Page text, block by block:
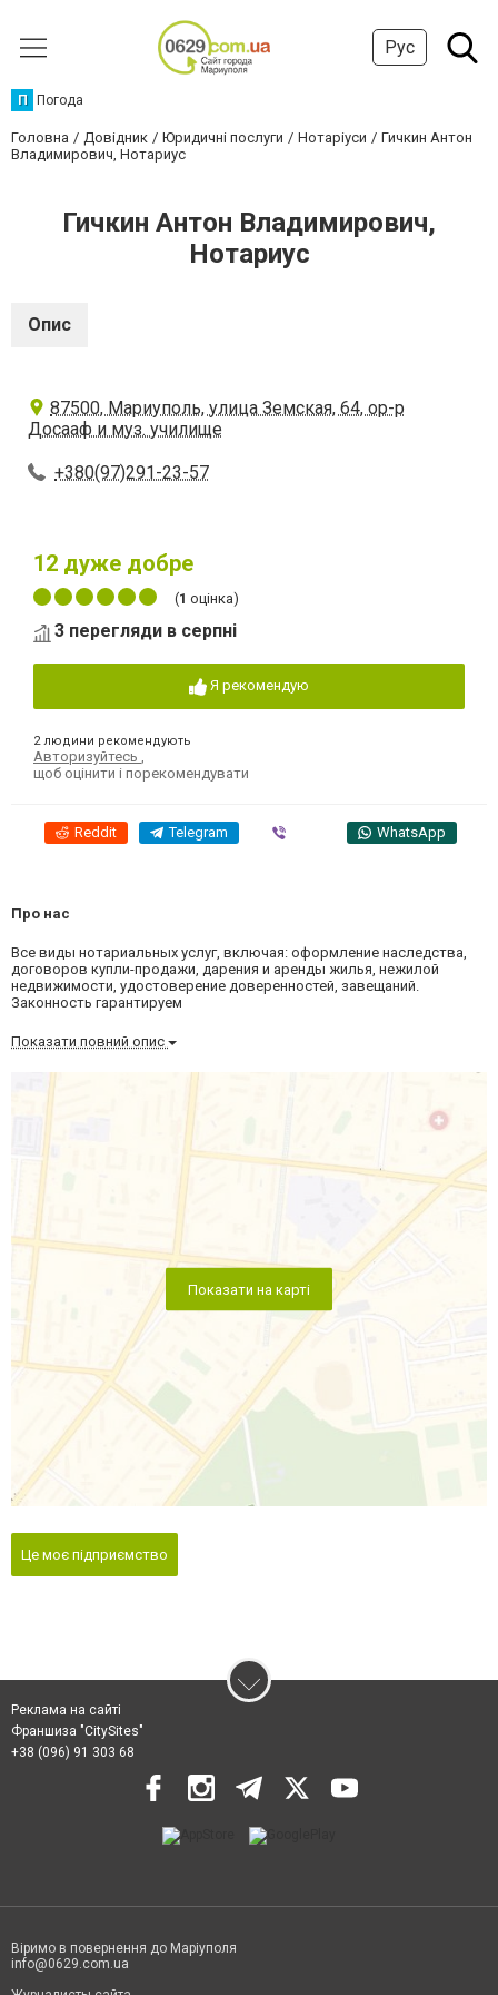
Рус
П Погода
Головна Довідник Юридичні послуги Нотаріуси
Гичкин Антон
Владимирович, Нотариус
Гичкин Антон Владимирович,
Нотариус
Опис
87500, Мариуполь, улица Земская, 64, ор-р
Досааф и муз. училище
+380(97)291-23-57
12 дуже добре
(1 оцінка)
3 перегляди в серпні
Я рекомендую
2 людини рекомендують
Авторизуйтесь
щоб оцінити і порекомендувати
Reddit Telegram WhatsApp
Про нас
Все виды нотариальных услуг, включая: оформление наследства,
договоров купли-продажи, дарения и аренды жилья, нежилой
недвижимости, удостоверение доверенностей, завещаний.
Законность гарантируем
Показати повний опис
Показати на карті
Це моє підприємство
Реклама на сайті
Франшиза "CitySites"
+38 (096) 91 303 68
Віримо в повернення до Маріуполя
info@0629.com.ua